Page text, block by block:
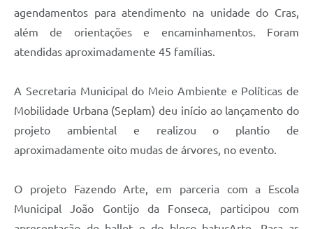
agendamentos para atendimento na unidade do Cras,
além de orientações e encaminhamentos. Foram
atendidas aproximadamente 45 famílias.
A Secretaria Municipal do Meio Ambiente e Políticas de
Mobilidade Urbana (Seplam) deu início ao lançamento do
projeto ambiental e realizou o plantio de
aproximadamente oito mudas de árvores, no evento.
O projeto Fazendo Arte, em parceria com a Escola
Municipal João Gontijo da Fonseca, participou com